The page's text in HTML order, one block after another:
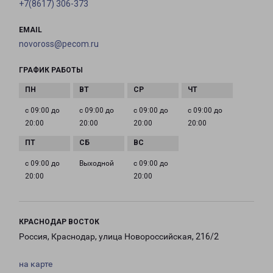
+7(8617) 306-373
EMAIL
novoross@pecom.ru
ГРАФИК РАБОТЫ
с 09:00 до
20:00
с 09:00 до
20:00
с 09:00 до
20:00
с 09:00 до
20:00
с 09:00 до
20:00
Выходной
с 09:00 до
20:00
КРАСНОДАР ВОСТОК
Россия, Краснодар, улица Новороссийская, 216/2
на карте